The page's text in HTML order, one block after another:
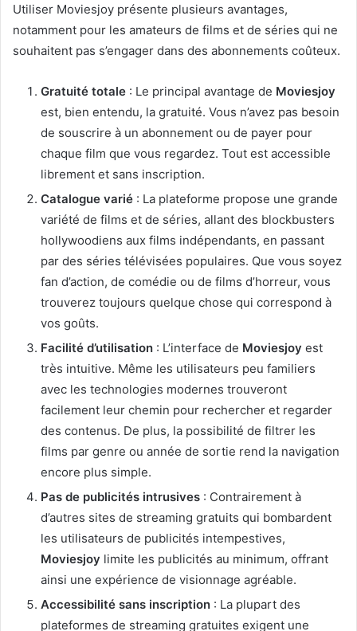
Utiliser Moviesjoy présente plusieurs avantages,
notamment pour les amateurs de films et de séries qui ne
souhaitent pas s’engager dans des abonnements coûteux.
Gratuité totale : Le principal avantage de Moviesjoy
est, bien entendu, la gratuité. Vous n’avez pas besoin
de souscrire à un abonnement ou de payer pour
chaque film que vous regardez. Tout est accessible
librement et sans inscription.
Catalogue varié : La plateforme propose une grande
variété de films et de séries, allant des blockbusters
hollywoodiens aux films indépendants, en passant
par des séries télévisées populaires. Que vous soyez
fan d’action, de comédie ou de films d’horreur, vous
trouverez toujours quelque chose qui correspond à
vos goûts.
Facilité d’utilisation : L’interface de Moviesjoy est
très intuitive. Même les utilisateurs peu familiers
avec les technologies modernes trouveront
facilement leur chemin pour rechercher et regarder
des contenus. De plus, la possibilité de filtrer les
films par genre ou année de sortie rend la navigation
encore plus simple.
Pas de publicités intrusives : Contrairement à
d’autres sites de streaming gratuits qui bombardent
les utilisateurs de publicités intempestives,
Moviesjoy limite les publicités au minimum, offrant
ainsi une expérience de visionnage agréable.
Accessibilité sans inscription : La plupart des
plateformes de streaming gratuites exigent une